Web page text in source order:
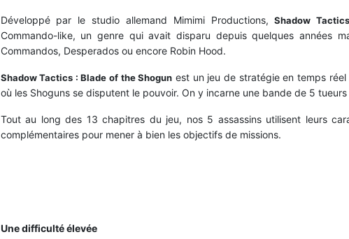
Développé par le studio allemand Mimimi Productions,Shadow
Commando-like, un genre qui avait disparu depuis quelques années
Commandos, Desperados ou encore Robin Hood.
Shadow Tactics : Blade of the Shogun est un jeu de stratégie en temps
où les Shoguns se disputent le pouvoir. On y incarne une bande de 5
Tout au long des 13 chapitres du jeu, nos 5 assassins utilisent leurs
complémentaires pour mener à bien les objectifs de missions.
Une difficulté élevée